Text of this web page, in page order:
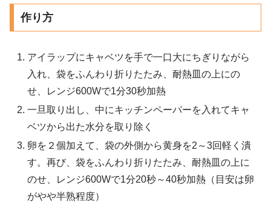
作り方
アイラップにキャベツを手で一口大にちぎりながら
入れ、袋をふんわり折りたたみ、耐熱皿の上にの
せ、レンジ600Wで1分30秒加熱
一旦取り出し、中にキッチンペーパーを入れてキャ
ベツから出た水分を取り除く
卵を２個加えて、袋の外側から黄身を2～3回軽く潰
す。再び、袋をふんわり折りたたみ、耐熱皿の上に
のせ、レンジ600Wで1分20秒～40秒加熱（目安は卵
がやや半熟程度）